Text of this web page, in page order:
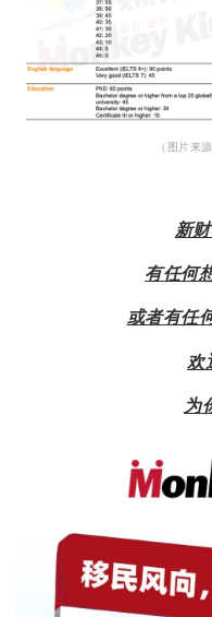
（图片来
新
有任何
或者有任
欢
为